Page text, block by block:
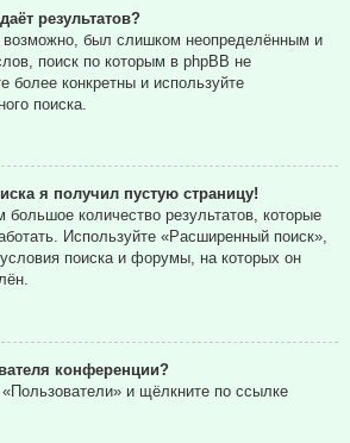
результатов?
возможно, был слишком неопределённым и
поиск по которым в phpBB не
более конкретны и используйте
поиска.
я получил пустую страницу!
количество результатов, которые
Используйте «Расширенный поиск»,
поиска и форумы, на которых он
конференции?
и щёлкните по ссылке